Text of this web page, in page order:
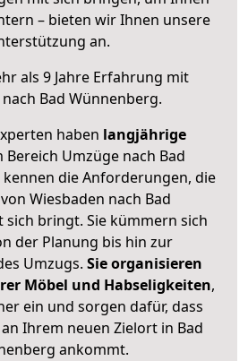
– bieten wir Ihnen unsere
an.
als 9 Jahre Erfahrung mit
Bad Wünnenberg.
haben langjährige
Bereich Umzüge nach Bad
die Anforderungen, die
Wiesbaden nach Bad
bringt. Sie kümmern sich
der Planung bis hin zur
Umzugs. Sie organisieren
Möbel und Habseligkeiten,
ein und sorgen dafür, dass
Ihrem neuen Zielort in Bad
ankommt.